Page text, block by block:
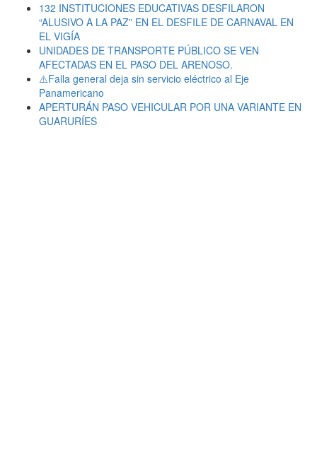
132 INSTITUCIONES EDUCATIVAS DESFILARON
“ALUSIVO A LA PAZ” EN EL DESFILE DE CARNAVAL EN
EL VIGÍA
UNIDADES DE TRANSPORTE PÚBLICO SE VEN
AFECTADAS EN EL PASO DEL ARENOSO.
⚠️Falla general deja sin servicio eléctrico al Eje
Panamericano
APERTURÁN PASO VEHICULAR POR UNA VARIANTE EN
GUARURÍES